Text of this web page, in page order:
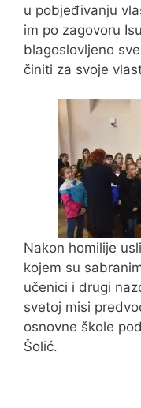
u pobjeđivanju
im po zagovoru
blagoslovljeno
činiti za svoje
Nakon homilije
kojem su
učenici i drugi
svetoj misi
osnovne škole
Šolić.